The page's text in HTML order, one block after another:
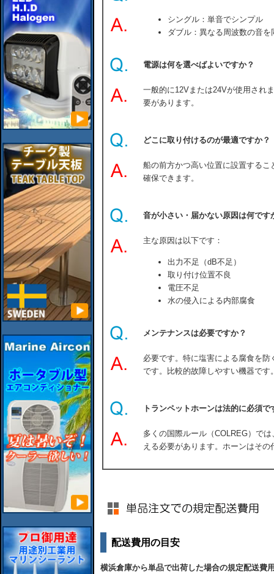
シングル：単音でシンプル
ダブル：異なる周波数の音
電源は何を選べばよいですか？
一般的に12Vまたは24Vが使用され
要があります。
どこに取り付けるのが最適ですか？
船の前方かつ高い位置に設置する
確保できます。
音が小さい・届かない原因は何です
主な原因は以下です：
出力不足（dB不足）
取り付け位置不良
電圧不足
水の侵入による内部腐食
メンテナンスは必要ですか？
必要です。特に塩害による腐食を
です。比較的故障しやすい機器です
トランペットホーンは法的に必須で
多くの国際ルール（COLREG）で
える必要があります。ホーンはその
配送費用の目安
横浜倉庫から単品で出荷した場合の規定配送費